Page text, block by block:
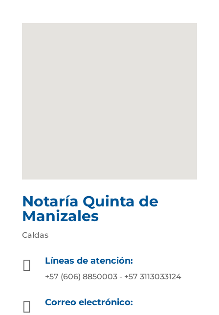
Notaría Quinta de
Manizales
Caldas
 Líneas de atención:
+57 (606) 8850003 - +57 3113033124
 Correo electrónico: